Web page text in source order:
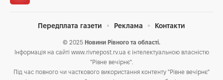
© 2025 Новини Рівного та області.
Інформація на сайті www.rivnepost.rv.ua є інтелектуальною власністю
"Рівне вечірнє".
Під час повного чи часткового використання контенту "Рівне вечірнє"
Передплата газети Реклама Контакти